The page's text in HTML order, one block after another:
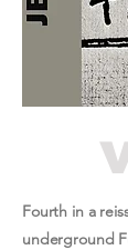
Fourth in a
underground